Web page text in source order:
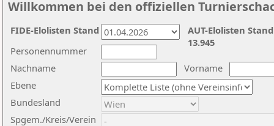
Willkommen bei den offiziellen
Nachname
Vorname
Ebene
Personennummer
Bundesland
Spgem./Kreis/Verein
AUT-Elolisten
13.945
FIDE-Elolisten Stand